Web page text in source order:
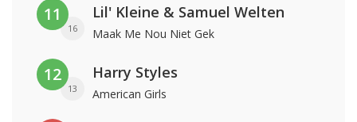
11
16
Lil' Kleine & Samuel Welten
Maak Me Nou Niet Gek
12
13
Harry Styles
American Girls